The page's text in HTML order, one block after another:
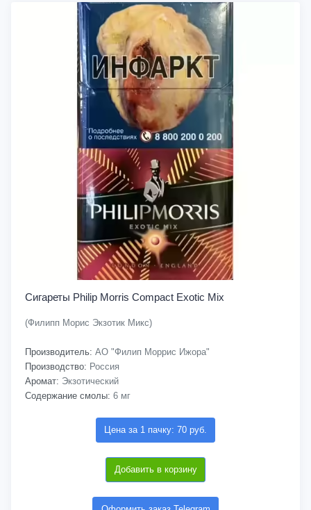
Сигареты Philip Morris Compact Exotic Mix
(Филипп Морис Экзотик Микс)
Производитель: АО "Филип Моррис Ижора"
Производство: Россия
Аромат: Экзотический
Содержание смолы: 6 мг
Цена за 1 пачку: 70 руб.
Добавить в корзину